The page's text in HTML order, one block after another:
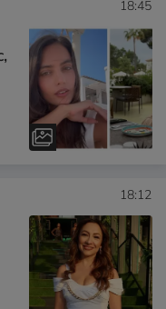
18:45
18:12